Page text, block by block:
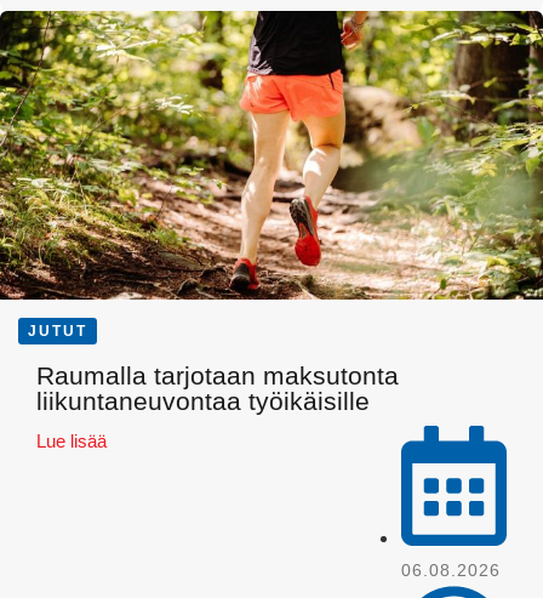
JUTUT
Raumalla tarjotaan maksutonta
liikuntaneuvontaa työikäisille
Lue lisää
06.08.2026